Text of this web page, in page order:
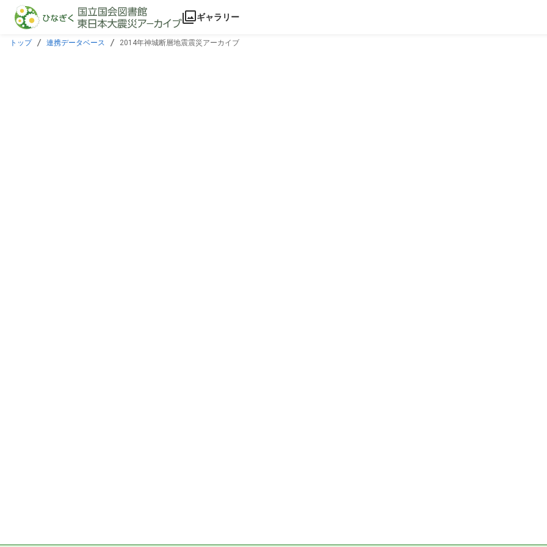
本文に飛ぶ
ギャラリー
トップ 連携データベース 2014年神城断層地震震災アーカイブ